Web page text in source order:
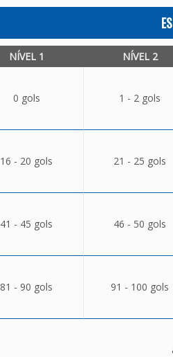
NÍVEL 1 NÍVEL 2
0 gols 1 - 2 gols
16 - 20 gols 21 - 25 gols
41 - 45 gols 46 - 50 gols
81 - 90 gols 91 - 100 gols